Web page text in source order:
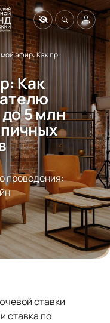
Прямой эфир: Как предпринимателю получить заём до 5 млн и избежать типичных отказов
Как
5 млн
проведения:
ставки
ставка по